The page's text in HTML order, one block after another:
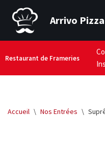
Aller
au
Arrivo Pizza
Restaurant de Frameries
Accueil \ Nos Entrées \